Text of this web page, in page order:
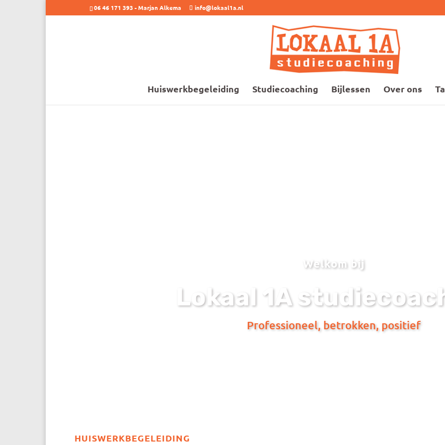
06 46 171 393 - Marjan Alkema info@lokaal1a.nl
Huiswerkbegeleiding Studiecoaching Bijlessen Over ons
Welkom bij
Lokaal 1A
Professioneel, betrokken, positief
HUISWERKBEGELEIDING